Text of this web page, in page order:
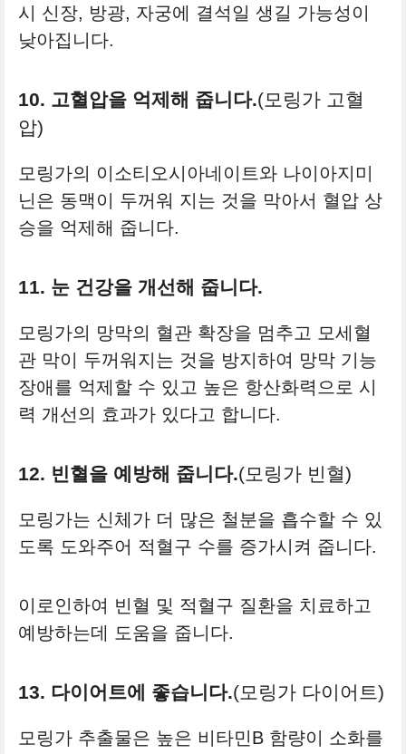
시 신장, 방광, 자궁에 결석일 생길 가능성이
낮아집니다.
10. 고혈압을 억제해 줍니다.(모링가 고혈
압)
모링가의 이소티오시아네이트와 나이아지미
닌은 동맥이 두꺼워 지는 것을 막아서 혈압 상
승을 억제해 줍니다.
11. 눈 건강을 개선해 줍니다.
모링가의 망막의 혈관 확장을 멈추고 모세혈
관 막이 두꺼워지는 것을 방지하여 망막 기능
장애를 억제할 수 있고 높은 항산화력으로 시
력 개선의 효과가 있다고 합니다.
12. 빈혈을 예방해 줍니다.(모링가 빈혈)
모링가는 신체가 더 많은 철분을 흡수할 수 있
도록 도와주어 적혈구 수를 증가시켜 줍니다.
이로인하여 빈혈 및 적혈구 질환을 치료하고
예방하는데 도움을 줍니다.
13. 다이어트에 좋습니다.(모링가 다이어트)
모링가 추출물은 높은 비타민B 함량이 소화를